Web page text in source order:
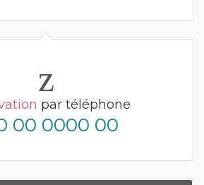
par téléphone
00 0000 00